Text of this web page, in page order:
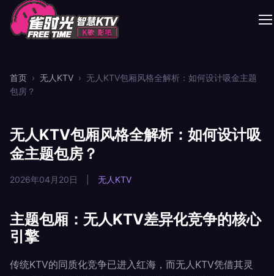
首页 › 无人KTV › 无人KTV包厢风格全解析：如何设计吸金主题
包房？
无人KTV包厢风格全解析：如何设计吸
金主题包房？
2026年04月20日 无人KTV
主题包厢：无人KTV差异化竞争的核心
引擎
传统KTV的同质化竞争已进入红海，而无人KTV凭借其灵